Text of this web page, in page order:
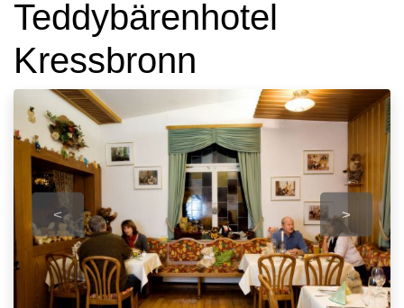
Teddybärenhotel
Kressbronn
< >